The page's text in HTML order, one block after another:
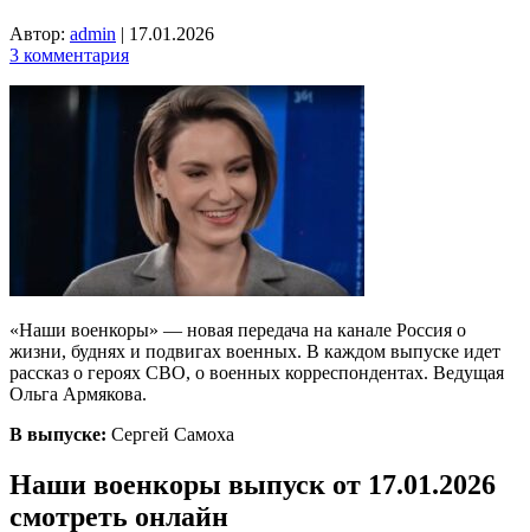
Автор: admin | 17.01.2026
3 комментария
«Наши военкоры» — новая передача на канале Россия о
жизни, буднях и подвигах военных. В каждом выпуске идет
рассказ о героях СВО, о военных корреспондентах. Ведущая
Ольга Армякова.
В выпуске: Сергей Самоха
Наши военкоры выпуск от 17.01.2026
смотреть онлайн